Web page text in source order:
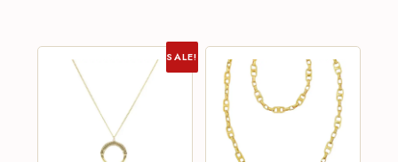
SALE!